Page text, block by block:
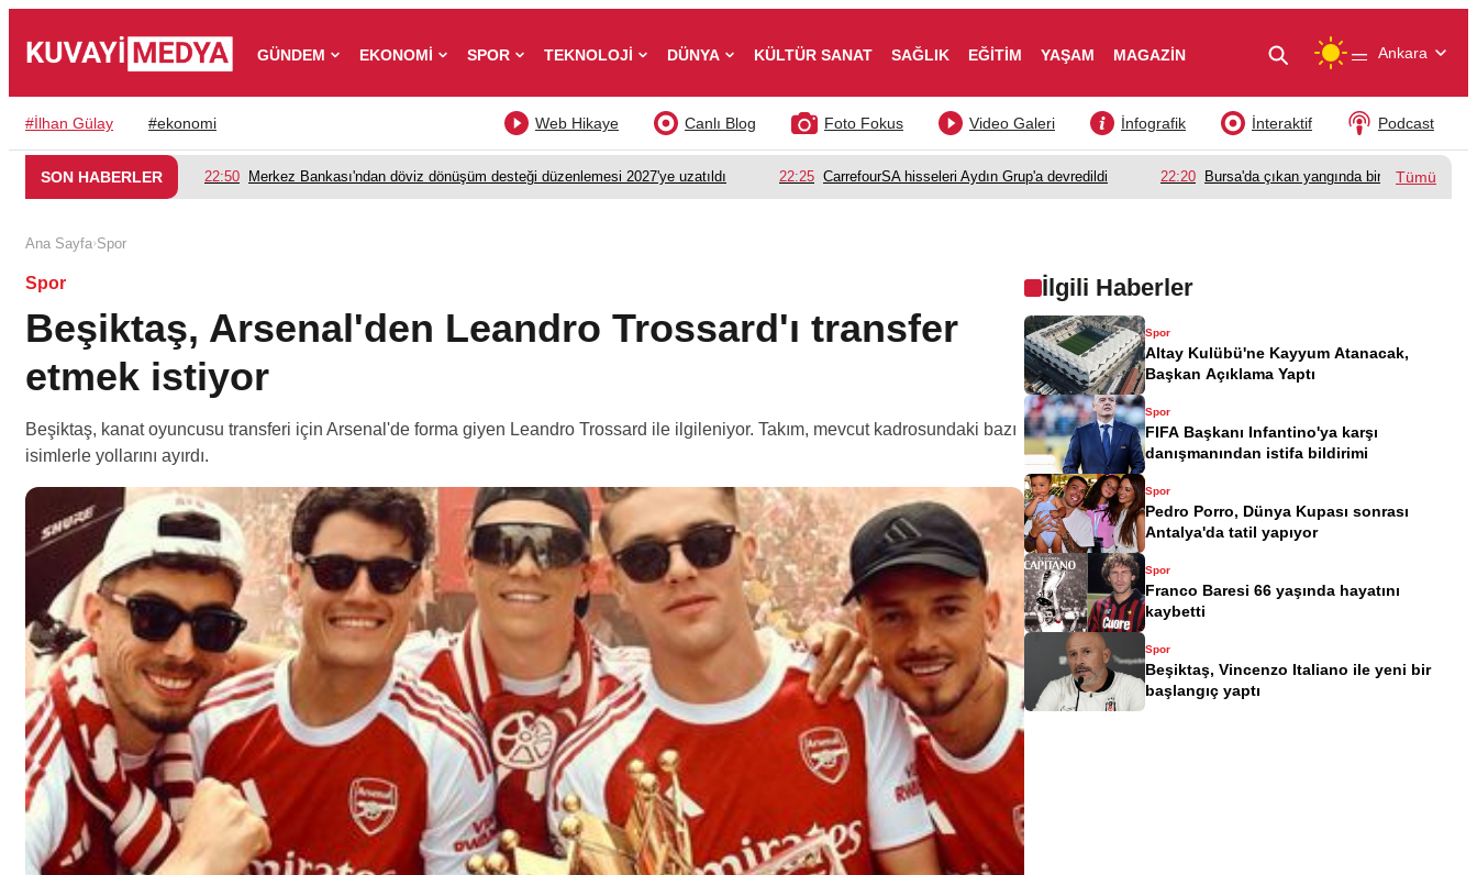
GÜNDEM EKONOMİ SPOR TEKNOLOJİ DÜNYA KÜLTÜR SANAT SAĞLIK EĞİTİM YAŞAM MAGAZİN — Ankara
#İlhan Gülay #ekonomi Podcast
İnteraktif
İnfografik
Video Galeri
Foto Fokus
Canlı Blog
Web Hikaye
SON HABERLER 22:50 Merkez Bankası'ndan döviz dönüşüm desteği düzenlemesi 2027'ye uzatıldı 22:25 CarrefourSA hisseleri Aydın Grup'a devredildi 22:20 Bursa'da çıkan yangında bir babanın acı
Tümü
Ana Sayfa›Spor
Spor
Beşiktaş, Arsenal'den Leandro Trossard'ı transfer
etmek istiyor
Beşiktaş, kanat oyuncusu transferi için Arsenal'de forma giyen Leandro Trossard ile ilgileniyor. Takım, mevcut kadrosundaki bazı
isimlerle yollarını ayırdı.
İlgili Haberler
Spor
Altay Kulübü'ne Kayyum Atanacak,
Başkan Açıklama Yaptı
Spor
FIFA Başkanı Infantino'ya karşı
danışmanından istifa bildirimi
Spor
Pedro Porro, Dünya Kupası sonrası
Antalya'da tatil yapıyor
Spor
Franco Baresi 66 yaşında hayatını
kaybetti
Spor
Beşiktaş, Vincenzo Italiano ile yeni bir
başlangıç yaptı